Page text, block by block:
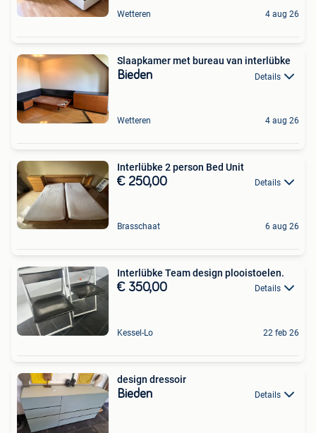
Wetteren 4 aug 26
Slaapkamer met bureau van interlübke
Bieden Details
Wetteren 4 aug 26
Interlübke 2 person Bed Unit
€ 250,00 Details
Brasschaat 6 aug 26
Interlübke Team design plooistoelen.
€ 350,00 Details
Kessel-Lo 22 feb 26
design dressoir
Bieden Details